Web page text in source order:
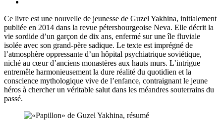
Ce livre est une nouvelle de jeunesse de Guzel Yakhina, initialement
publiée en 2014 dans la revue pétersbourgeoise Neva. Elle décrit la
vie sordide d’un garçon de dix ans, enfermé sur une île fluviale
isolée avec son grand-père sadique. Le texte est imprégné de
l’atmosphère oppressante d’un hôpital psychiatrique soviétique,
niché au cœur d’anciens monastères aux hauts murs. L’intrigue
entremêle harmonieusement la dure réalité du quotidien et la
conscience mythologique vive de l’enfance, contraignant le jeune
héros à chercher un véritable salut dans les méandres souterrains du
passé.